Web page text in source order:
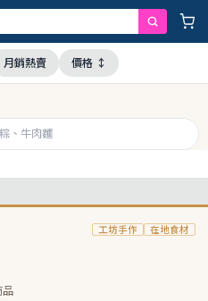
用問題油品，請安心購買食用
月銷熱賣 價格 ↕
品
工坊手作 在地食材